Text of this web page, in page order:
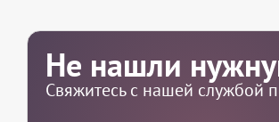
Не нашли
Свяжитесь с нашей службой